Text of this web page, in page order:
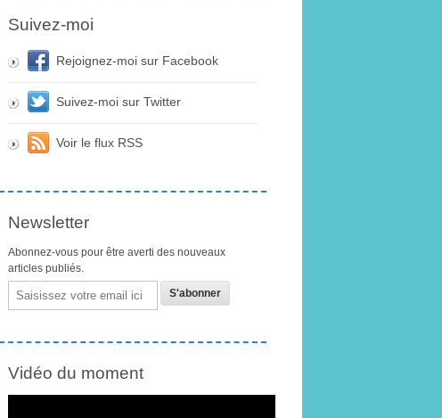
Suivez-moi
Rejoignez-moi sur Facebook
Suivez-moi sur Twitter
Voir le flux RSS
Newsletter
Abonnez-vous pour être averti des nouveaux
articles publiés.
Email
Vidéo du moment